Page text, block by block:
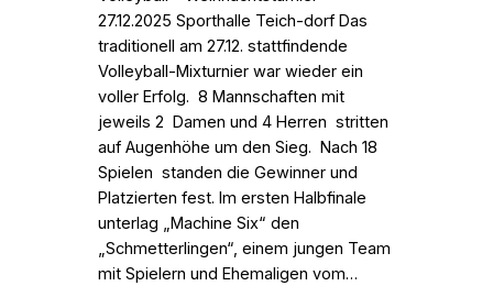
27.12.2025 Sporthalle Teich-dorf Das
traditionell am 27.12. stattfindende
Volleyball-Mixturnier war wieder ein
voller Erfolg. 8 Mannschaften mit
jeweils 2 Damen und 4 Herren stritten
auf Augenhöhe um den Sieg. Nach 18
Spielen standen die Gewinner und
Platzierten fest. Im ersten Halbfinale
unterlag „Machine Six“ den
„Schmetterlingen“, einem jungen Team
mit Spielern und Ehemaligen vom…